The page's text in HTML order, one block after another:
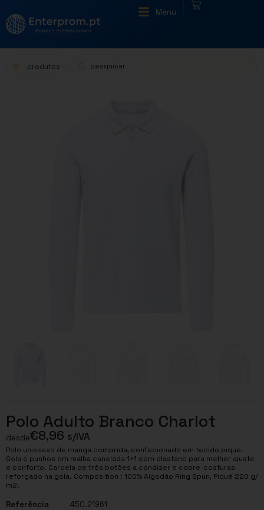
Menu
produtos
Polo Adulto Branco Charlot
desde€8,96 s/IVA
Polo unissexo de manga comprida, confecionado em tecido piqué.
Gola e punhos em malha canelada 1×1 com elastano para melhor ajuste
e conforto. Carcela de três botões a condizer e cobre-costuras
reforçado na gola. Composition : 100% Algodão Ring Spun, Piqué 220 g/
m2.
Referência
450.21961